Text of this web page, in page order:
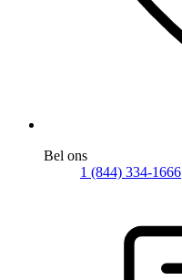
Bel ons
1 (844) 334-1666